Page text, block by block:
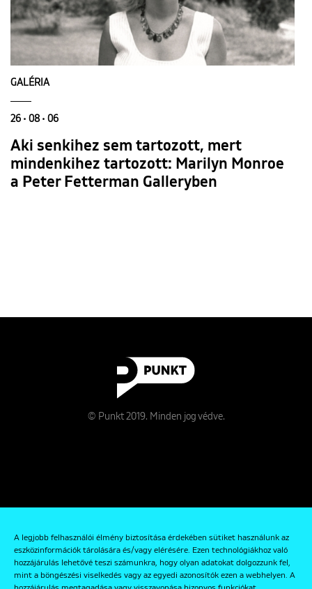
A legjobb felhasználói élmény biztosítása érdekében sütiket használunk az
eszközinformációk tárolására és/vagy elérésére. Ezen technológiákhoz való
hozzájárulás lehetővé teszi számunkra, hogy olyan adatokat dolgozzunk fel,
mint a böngészési viselkedés vagy az egyedi azonosítók ezen a webhelyen. A
GALÉRIA
26 • 08 • 06
Aki senkihez sem tartozott, mert
mindenkihez tartozott: Marilyn Monroe
a Peter Fetterman Galleryben
© Punkt 2019. Minden jog védve.
Kapcsolat
Adatkezelési és Adatvédelmi Szabályzat